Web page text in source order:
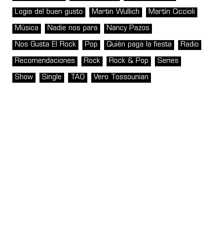
Logia del buen gusto Martin Wullich Martín Ciccioli
Música Nadie nos para Nancy Pazos
Nos Gusta El Rock Pop Quién paga la fiesta Radio
Recomendaciones Rock Rock & Pop Series
Show Single TAO Vero Tossounian